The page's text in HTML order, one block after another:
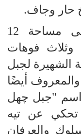
حار وجاف.
تمتد قمم هذا الجبل على مساحة 12
وثلاث فوهات
الشهيرة لجبل
أيضًا
اسم "جبل چهل
عن تيه
والعرفان